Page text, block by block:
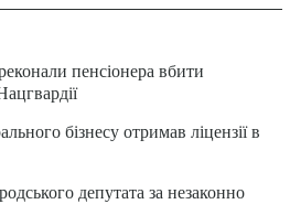
пенсіонера вбити
бізнесу отримав ліцензії в
депутата за незаконно